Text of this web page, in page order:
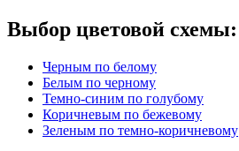
Выбор цветовой схемы:
Черным по белому
Белым по черному
Темно-синим по голубому
Коричневым по бежевому
Зеленым по темно-коричневому